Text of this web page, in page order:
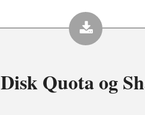
Disk Quota og